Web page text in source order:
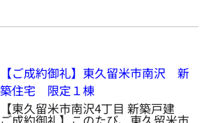
【ご成約御礼】東久留米市南沢 新
築住宅 限定１棟
【東久留米市南沢4丁目 新築戸建